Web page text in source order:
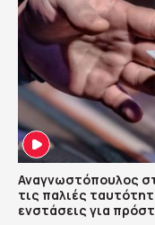
Αναγνωστόπουλος
τις παλιές
ενστάσεις για